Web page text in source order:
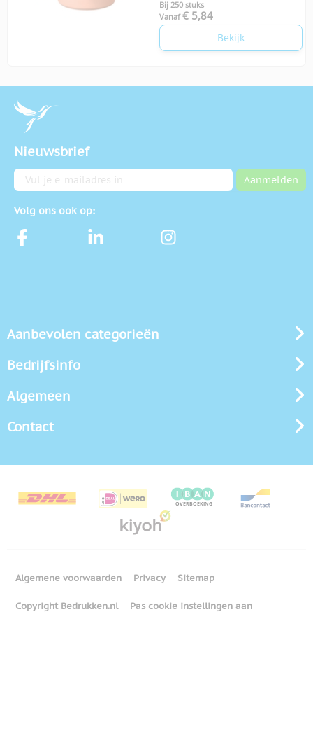
Bij 250 stuks
Vanaf € 5,84
Bekijk
Nieuwsbrief
E-mailadres Aanmelden
Volg ons ook op:
Aanbevolen categorieën
Bedrijfsinfo
Algemeen
Contact
Algemene voorwaarden Privacy Sitemap
Copyright Bedrukken.nl Pas cookie instellingen aan